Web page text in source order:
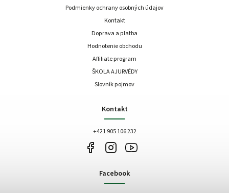
Podmienky ochrany osobných údajov
Kontakt
Doprava a platba
Hodnotenie obchodu
Affiliate program
ŠKOLA AJURVÉDY
Slovník pojmov
Kontakt
+421 905 106 232
Facebook